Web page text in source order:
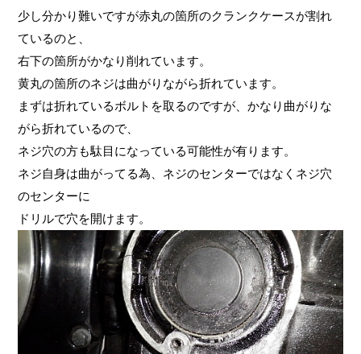
少し分かり難いですが赤丸の箇所のクランクケースが割れ
ているのと、
右下の箇所がかなり削れています。
黄丸の箇所のネジは曲がりながら折れています。
まずは折れているボルトを取るのですが、かなり曲がりな
がら折れているので、
ネジ穴の方も駄目になっている可能性が有ります。
ネジ自身は曲がってる為、ネジのセンターではなくネジ穴
のセンターに
ドリルで穴を開けます。